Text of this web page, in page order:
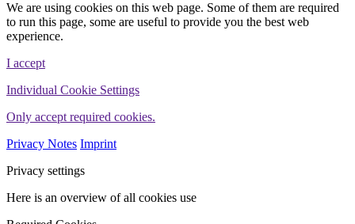
We are using cookies on this web page. Some of them are required
to run this page, some are useful to provide you the best web
experience.
I accept
Individual Cookie Settings
Only accept required cookies.
Privacy Notes Imprint
Privacy settings
Here is an overview of all cookies use